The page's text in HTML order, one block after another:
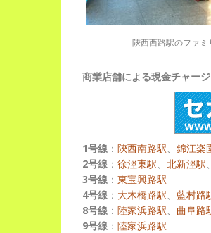
陝西西路駅のファミ
商業店舗による現金チャー
1号線 ： 陝西南路駅
錦江楽
2号線 ： 徐涇東駅 北新涇駅
3号線 ： 東宝興路駅
4号線 ： 大木橋路駅 藍村路
8号線 ： 陸家浜路駅 曲阜路
9号線 ： 陸家浜路駅